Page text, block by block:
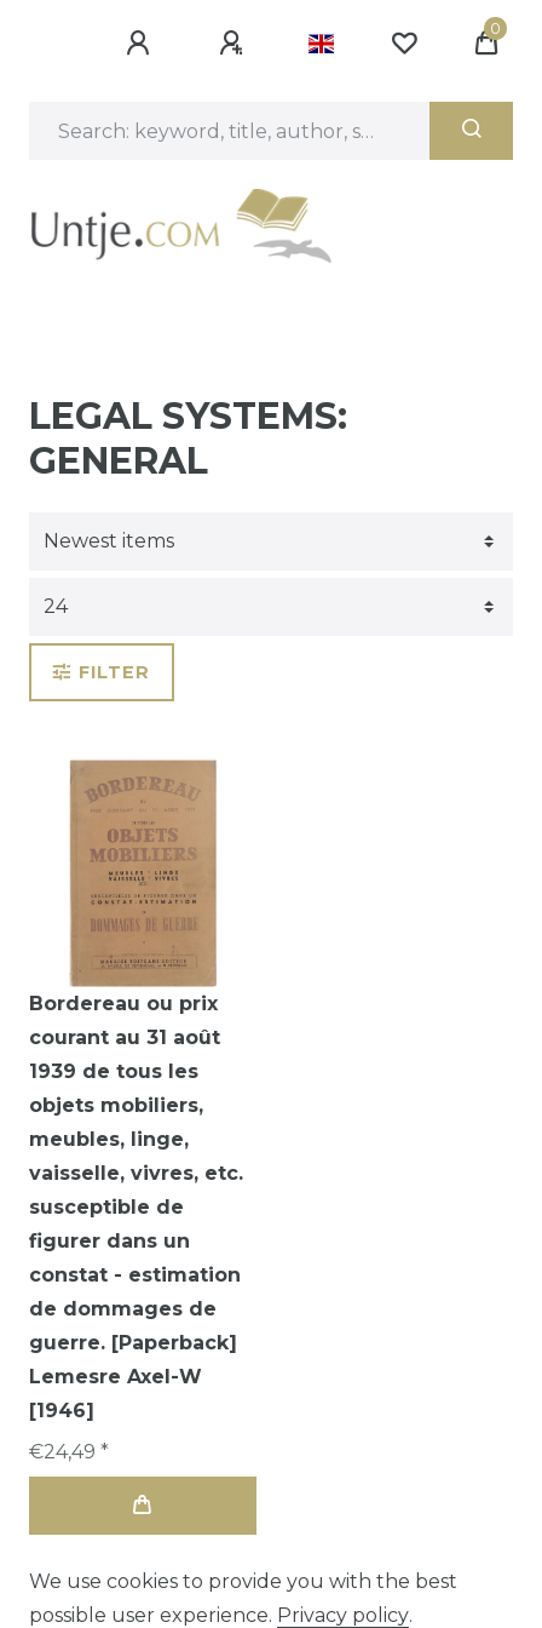
0
LEGAL SYSTEMS:
GENERAL
FILTER
Bordereau ou prix
courant au 31 août
1939 de tous les
objets mobiliers,
meubles, linge,
vaisselle, vivres, etc.
susceptible de
figurer dans un
constat - estimation
de dommages de
guerre. [Paperback]
Lemesre Axel-W
[1946]
€24,49 *
We use cookies to provide you with the best
possible user experience. Privacy policy.